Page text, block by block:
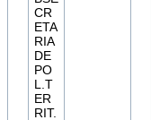
CR
ETA
RIA
DE
PO
L.T
ER
RIT.